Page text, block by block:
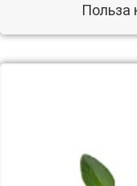
Польза